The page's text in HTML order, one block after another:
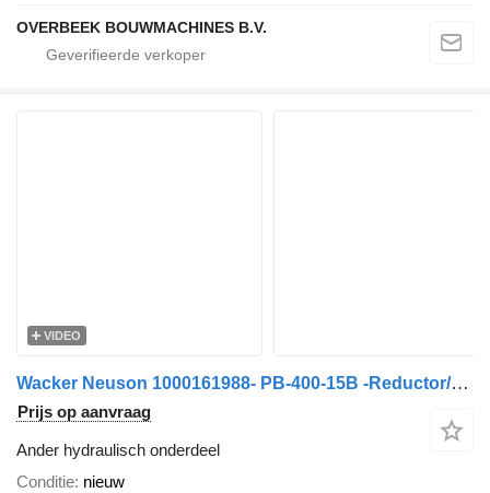
OVERBEEK BOUWMACHINES B.V.
VIDEO
Wacker Neuson 1000161988- PB-400-15B -Reductor/Gearbox/Getriebe
Prijs op aanvraag
Ander hydraulisch onderdeel
Conditie nieuw